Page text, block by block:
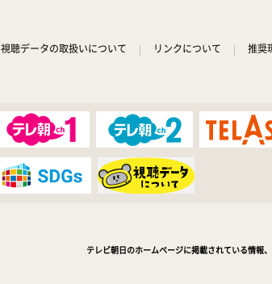
視聴データの取扱いについて リンクについて 推奨
テレビ朝日のホームページに掲載されている情報